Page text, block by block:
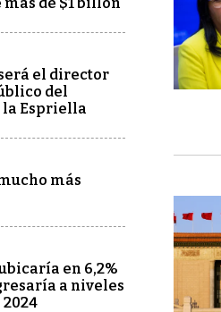
el director
del
la Espriella
más
en 6,2%
a niveles